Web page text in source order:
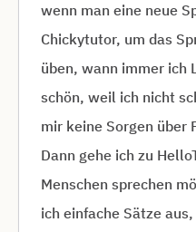
wenn man eine neue
Chickytutor, um das
üben, wann immer ich
schön, weil ich nicht
mir keine Sorgen über
Dann gehe ich zu
Menschen sprechen
ich einfache Sätze